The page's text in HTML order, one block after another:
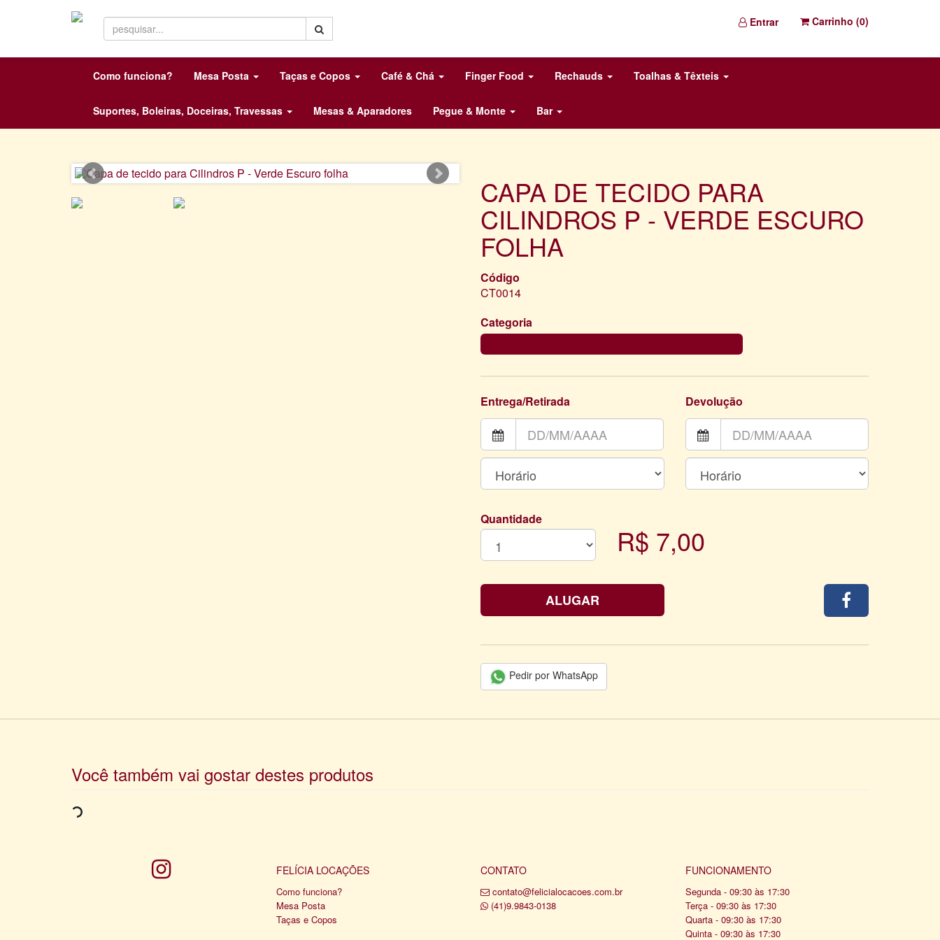
Entrar Carrinho (0)
Como funciona? Mesa Posta Taças e Copos Café & Chá Finger Food Rechauds Toalhas & Têxteis
Suportes, Boleiras, Doceiras, Travessas Mesas & Aparadores Pegue & Monte Bar
CAPA DE TECIDO PARA
CILINDROS P - VERDE ESCURO
FOLHA
Código
CT0014
Categoria
Entrega/Retirada Devolução
Quantidade
R$ 7,00
ALUGAR
Pedir por WhatsApp
Você também vai gostar destes produtos
FELÍCIA LOCAÇÕES
Como funciona?
Mesa Posta
Taças e Copos
CONTATO
contato@felicialocacoes.com.br
(41)9.9843-0138
FUNCIONAMENTO
Segunda - 09:30 às 17:30
Terça - 09:30 às 17:30
Quarta - 09:30 às 17:30
Quinta - 09:30 às 17:30